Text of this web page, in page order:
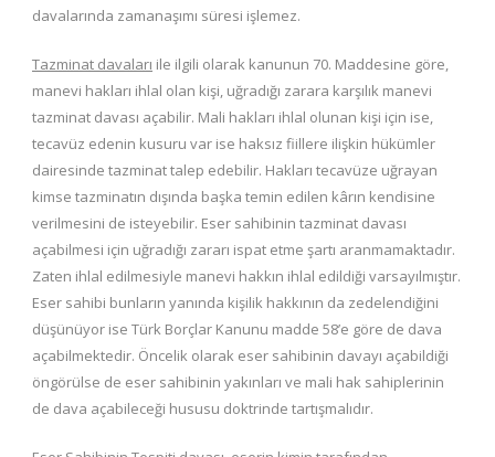
davalarında zamanaşımı süresi işlemez.
Tazminat davaları ile ilgili olarak kanunun 70. Maddesine göre,
manevi hakları ihlal olan kişi, uğradığı zarara karşılık manevi
tazminat davası açabilir. Mali hakları ihlal olunan kişi için ise,
tecavüz edenin kusuru var ise haksız fiillere ilişkin hükümler
dairesinde tazminat talep edebilir. Hakları tecavüze uğrayan
kimse tazminatın dışında başka temin edilen kârın kendisine
verilmesini de isteyebilir. Eser sahibinin tazminat davası
açabilmesi için uğradığı zararı ispat etme şartı aranmamaktadır.
Zaten ihlal edilmesiyle manevi hakkın ihlal edildiği varsayılmıştır.
Eser sahibi bunların yanında kişilik hakkının da zedelendiğini
düşünüyor ise Türk Borçlar Kanunu madde 58’e göre de dava
açabilmektedir. Öncelik olarak eser sahibinin davayı açabildiği
öngörülse de eser sahibinin yakınları ve mali hak sahiplerinin
de dava açabileceği hususu doktrinde tartışmalıdır.